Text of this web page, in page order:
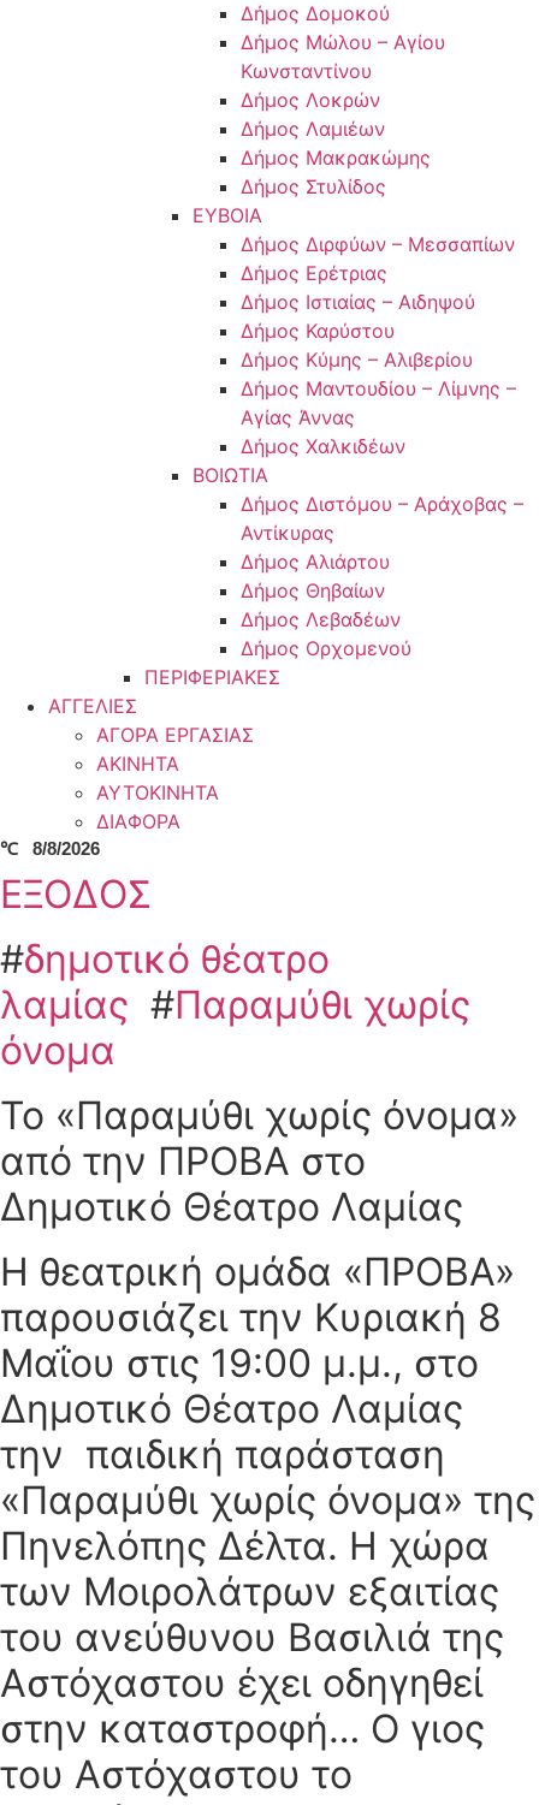
Δήμος Δομοκού
Δήμος Μώλου – Αγίου
Κωνσταντίνου
Δήμος Λοκρών
Δήμος Λαμιέων
Δήμος Μακρακώμης
Δήμος Στυλίδος
ΕΥΒΟΙΑ
Δήμος Διρφύων – Μεσσαπίων
Δήμος Ερέτριας
Δήμος Ιστιαίας – Αιδηψού
Δήμος Καρύστου
Δήμος Κύμης – Αλιβερίου
Δήμος Μαντουδίου – Λίμνης –
Αγίας Άννας
Δήμος Χαλκιδέων
ΒΟΙΩΤΙΑ
Δήμος Διστόμου – Αράχοβας –
Αντίκυρας
Δήμος Αλιάρτου
Δήμος Θηβαίων
Δήμος Λεβαδέων
Δήμος Ορχομενού
ΠΕΡΙΦΕΡΙΑΚΕΣ
ΑΓΓΕΛΙΕΣ
ΑΓΟΡΑ ΕΡΓΑΣΙΑΣ
ΑΚΙΝΗΤΑ
ΑΥΤΟΚΙΝΗΤΑ
ΔΙΑΦΟΡΑ
℃ 8/8/2026
ΕΞΟΔΟΣ
#δημοτικό θέατρο
λαμίας #Παραμύθι χωρίς
όνομα
Το «Παραμύθι χωρίς όνομα»
από την ΠΡΟΒΑ στο
Δημοτικό Θέατρο Λαμίας
Η θεατρική ομάδα «ΠΡΟΒΑ»
παρουσιάζει την Κυριακή 8
Μαΐου στις 19:00 μ.μ., στο
Δημοτικό Θέατρο Λαμίας
την παιδική παράσταση
«Παραμύθι χωρίς όνομα» της
Πηνελόπης Δέλτα. Η χώρα
των Μοιρολάτρων εξαιτίας
του ανεύθυνου Βασιλιά της
Αστόχαστου έχει οδηγηθεί
στην καταστροφή… Ο γιος
του Αστόχαστου το